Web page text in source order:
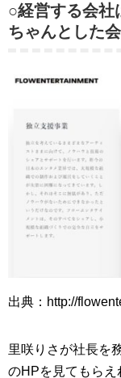
○経営する会社
ちゃんとした
出典：http://
里咲りさが社長を
のHPを見てもらえ